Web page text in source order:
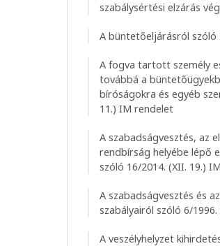
szabálysértési elzárás
A büntetőeljárásról szóló
A fogva tartott személy
továbbá a
bíróságokra és egyéb
11.) IM rendelet
A szabadságvesztés, az
rendbírság helyébe lépő
szóló 16/2014. (XII. 19.)
A szabadságvesztés és
szabályairól szóló 6/
A veszélyhelyzet